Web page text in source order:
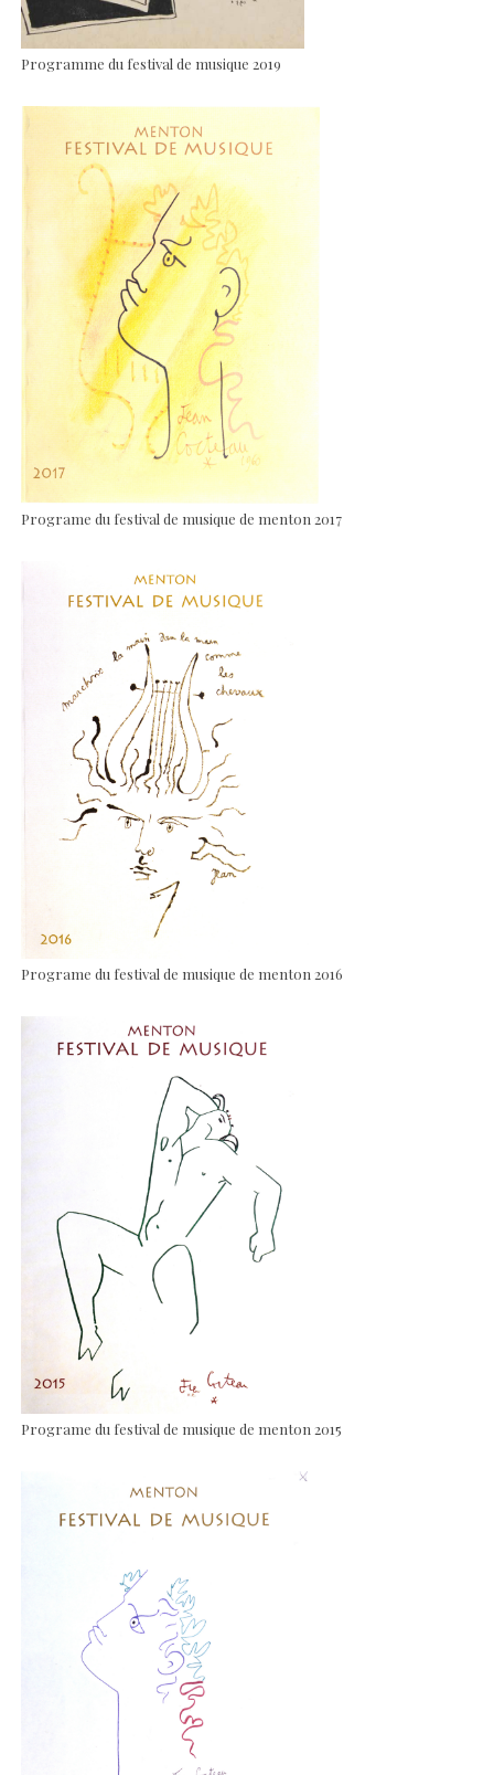
Programme du festival de musique 2019
Programe du festival de musique de menton 2017
Programe du festival de musique de menton 2016
Programe du festival de musique de menton 2015